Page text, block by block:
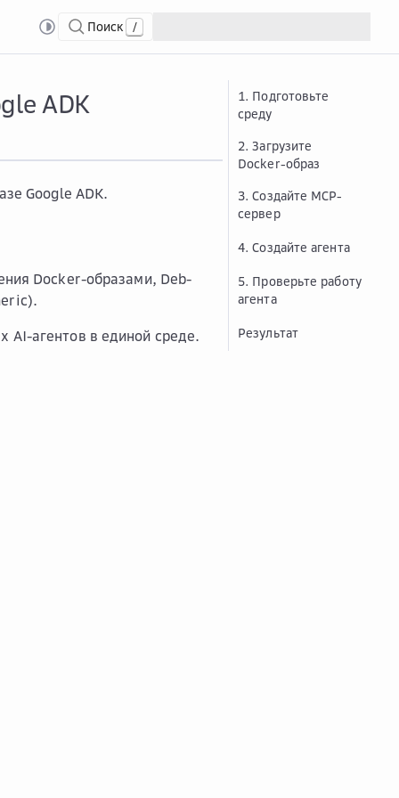
Поиск /
ADK
Google ADK.
Docker-образами, Deb-
AI-агентов в единой среде.
1. Подготовьте
среду
2. Загрузите
Docker-образ
3. Создайте MCP-
сервер
4. Создайте агента
5. Проверьте работу
агента
Результат